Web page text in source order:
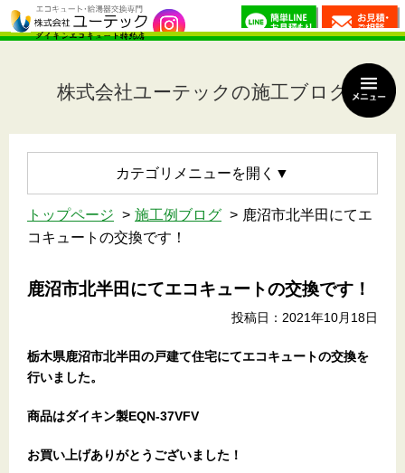
株式会社ユーテックの施工ブログ
カテゴリメニュー
トップページ 施工例ブログ
鹿沼市北半田にてエ
コキュートの交換です！
鹿沼市北半田にてエコキュートの交換です！
投稿日：2021年10月18日
栃木県鹿沼市北半田の戸建て住宅にてエコキュートの交換を
行いました。
商品はダイキン製EQN-37VFV
お買い上げありがとうございました！